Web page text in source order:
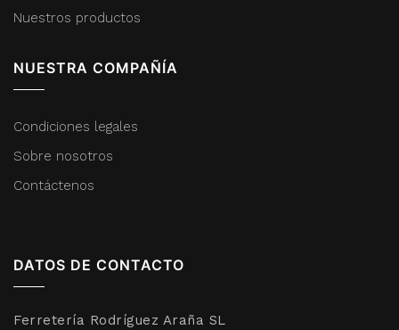
Nuestros productos
NUESTRA COMPAÑÍA
Condiciones legales
Sobre nosotros
Contáctenos
DATOS DE CONTACTO
Ferretería Rodríguez Araña SL